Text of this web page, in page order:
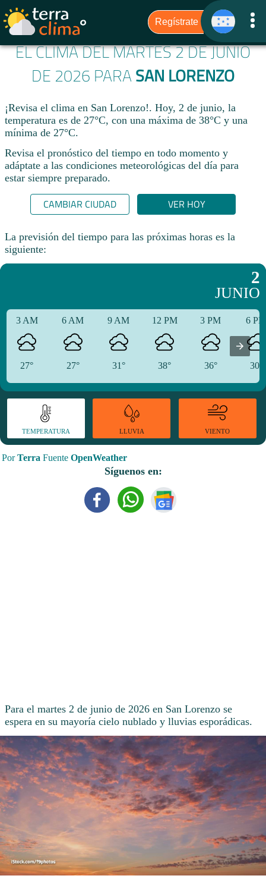
EL CLIMA DEL MARTES 2 DE JUNIO
DE 2026 PARA SAN LORENZO
¡Revisa el clima en San Lorenzo!. Hoy, 2 de junio, la
temperatura es de 27°C, con una máxima de 38°C y una
mínima de 27°C.​
Revisa el pronóstico del tiempo en todo momento y
adáptate a las condiciones meteorológicas del día para
estar siempre preparado.​
CAMBIAR CIUDAD VER HOY
La previsión del tiempo para las próximas horas es la
siguiente:
2
JUNIO
3 AM
27°
6 AM
27°
9 AM
31°
12 PM
38°
3 PM
36°
6
30°
TEMPERATURA LLUVIA VIENTO
PorTerra Fuente OpenWeather
Síguenos en:
Para el martes 2 de junio de 2026 en San Lorenzo se
espera en su mayoría cielo nublado y lluvias esporádicas.